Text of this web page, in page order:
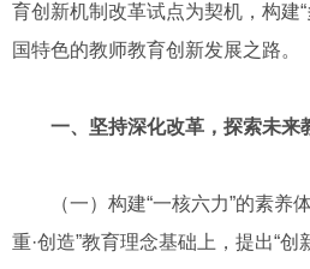
育创新机制改革试点为契机，构建
国特色的教师教育创新发展之路。
一、坚持深化改革，探索未来
（一）构建“一核六力”的素养体
重·创造”教育理念基础上，提出“